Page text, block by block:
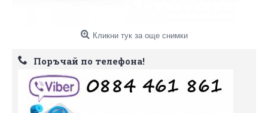
Кликни тук за още снимки
Поръчай по телефона!